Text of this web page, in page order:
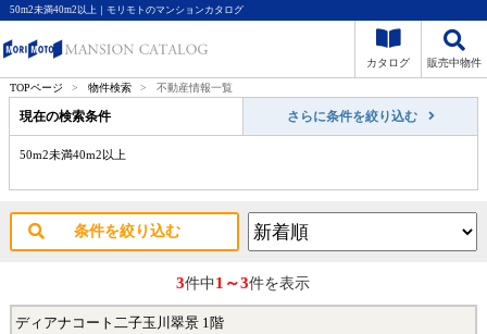
50m2未満40m2以上｜モリモトのマンションカタログ
カタログ 販売中物件
TOPページ > 物件検索 > 不動産情報一覧
現在の検索条件 さらに条件を絞り込む
50m2未満40m2以上
条件を絞り込む
3件中 1～3件を表示
ディアナコート二子玉川翠景 1階